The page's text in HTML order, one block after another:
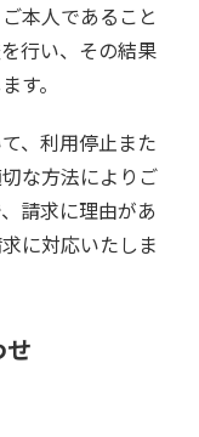
本人であること
行い、その結果
す。
、利用停止また
な方法によりご
請求に理由があ
に対応いたしま